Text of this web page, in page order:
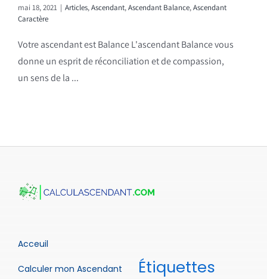
mai 18, 2021 | Articles,Ascendant,Ascendant Balance,Ascendant
Caractère
Votre ascendant est Balance L'ascendant Balance vous
donne un esprit de réconciliation et de compassion,
un sens de la ...
Acceuil
Calculer mon Ascendant Étiquettes